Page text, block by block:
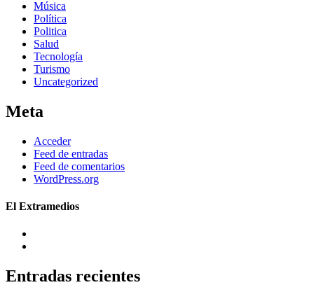
Música
Política
Politica
Salud
Tecnología
Turismo
Uncategorized
Meta
Acceder
Feed de entradas
Feed de comentarios
WordPress.org
El Extramedios
Entradas recientes